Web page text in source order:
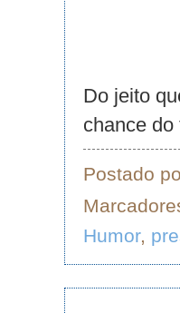
Do jeito
chance
Postado
Humor,